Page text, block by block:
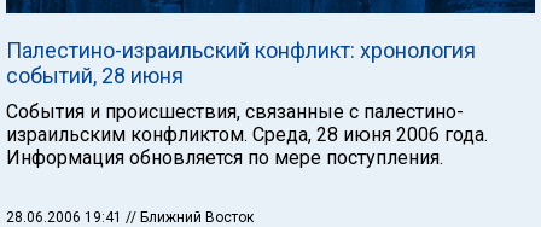
Палестино-израильский конфликт: хронология
событий, 28 июня
События и происшествия, связанные с палестино-
израильским конфликтом. Среда, 28 июня 2006 года.
Информация обновляется по мере поступления.
28.06.2006 19:41 // Ближний Восток